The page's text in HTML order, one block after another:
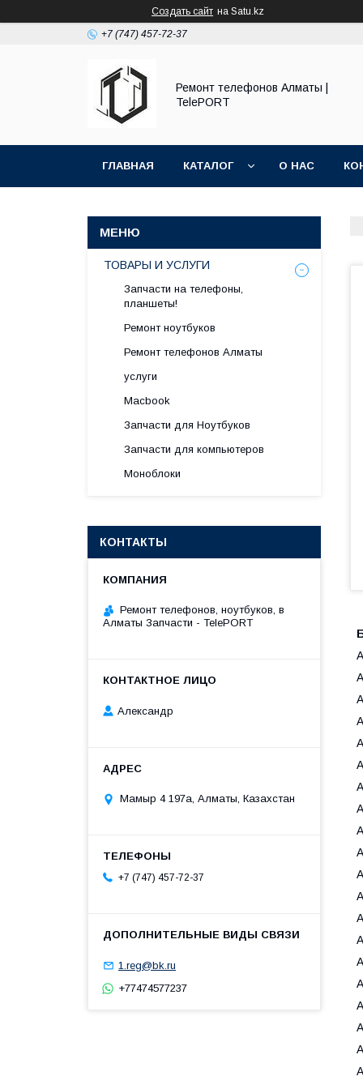
Создать сайт на Satu.kz
+7 (747) 457-72-37
Ремонт телефонов Алматы |
TelePORT
ГЛАВНАЯ КАТАЛОГ О НАС
ТОВАРЫ И УСЛУГИ
Запчасти на телефоны,
планшеты!
Ремонт ноутбуков
Ремонт телефонов Алматы
услуги
Macbook
Запчасти для Ноутбуков
Запчасти для компьютеров
Моноблоки
КОНТАКТЫ
Ремонт телефонов, ноутбуков, в
Алматы Запчасти - TelePORT
Александр
Мамыр 4 197а, Алматы, Казахстан
+7 (747) 457-72-37
1.reg@bk.ru
+77474577237